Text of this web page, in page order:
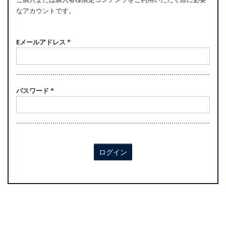
タ
ブなアカウントです。
Eメールアドレス *
パスワード *
ログイン